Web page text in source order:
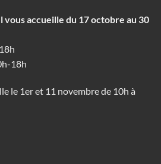
vous accueille du 17 octobre au 30
18h
le 1er et 11 novembre de 10h à